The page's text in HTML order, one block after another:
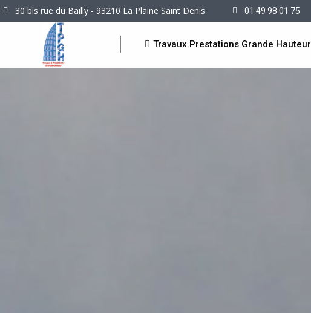
30 bis rue du Bailly - 93210 La Plaine Saint Denis 01 49 98 01 75
Travaux Prestations Grande Hauteur